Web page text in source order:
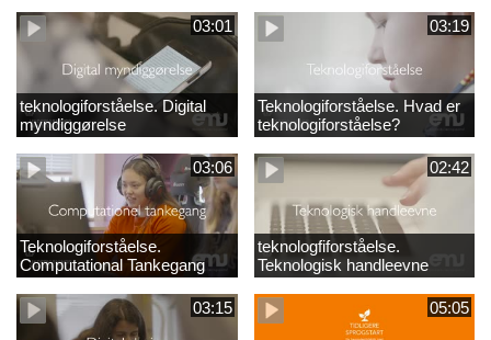
03:01
teknologiforståelse. Digital
myndiggørelse
03:19
Teknologiforståelse. Hvad er
teknologiforståelse?
03:06
Teknologiforståelse.
Computational Tankegang
02:42
teknologfiforståelse.
Teknologisk handleevne
03:15 05:05